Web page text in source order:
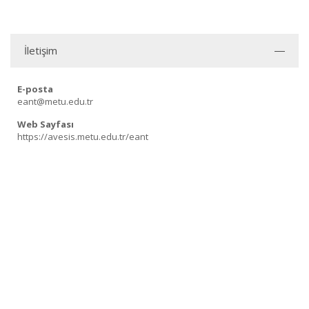
İletişim
E-posta
eant@metu.edu.tr
Web Sayfası
https://avesis.metu.edu.tr/eant